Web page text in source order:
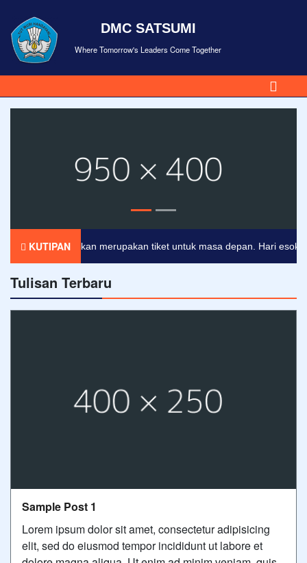
DMC SATSUMI
Where Tomorrow's Leaders Come Together
KUTIPAN
Pendidikan merupakan tiket untuk masa depan. Hari esok
Tulisan Terbaru
Sample Post 1
Lorem ipsum dolor sit amet, consectetur adipisicing
elit, sed do eiusmod tempor incididunt ut labore et